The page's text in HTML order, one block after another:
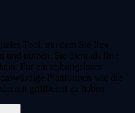
Tool, mit dem Sie Ihre
und nutzen. Sie dient als Ihre
Für ein reibungsloses
Plattformen wie die
griffbereit zu haben.